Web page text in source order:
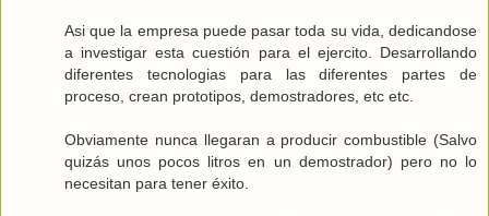
Asi que la empresa puede pasar toda su vida, dedicandose
a investigar esta cuestión para el ejercito. Desarrollando
diferentes tecnologias para las diferentes partes de
proceso, crean prototipos, demostradores, etc etc.
Obviamente nunca llegaran a producir combustible (Salvo
quizás unos pocos litros en un demostrador) pero no lo
necesitan para tener éxito.